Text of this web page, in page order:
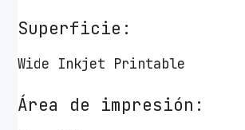
Superficie:
Wide Inkjet Printable
Área de impresión: